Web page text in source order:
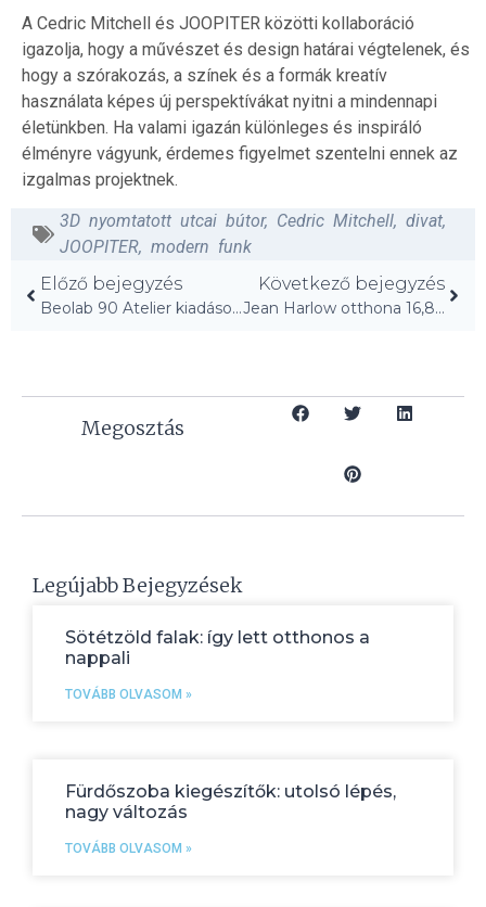
A Cedric Mitchell és JOOPITER közötti kollaboráció
igazolja, hogy a művészet és design határai végtelenek, és
hogy a szórakozás, a színek és a formák kreatív
használata képes új perspektívákat nyitni a mindennapi
életünkben. Ha valami igazán különleges és inspiráló
élményre vágyunk, érdemes figyelmet szentelni ennek az
izgalmas projektnek.
3D nyomtatott utcai bútor, Cedric Mitchell, divat,
JOOPITER, modern funk
Előző bejegyzés
Beolab 90 Atelier kiadások: Felületek, látvány és hangzás varázsa!
Következő bejegyzés
Jean Harlow otthona 16,8 millióért eladó – a prém WC nélkül!
Megosztás
Legújabb Bejegyzések
Sötétzöld falak: így lett otthonos a
nappali
TOVÁBB OLVASOM »
Fürdőszoba kiegészítők: utolsó lépés,
nagy változás
TOVÁBB OLVASOM »